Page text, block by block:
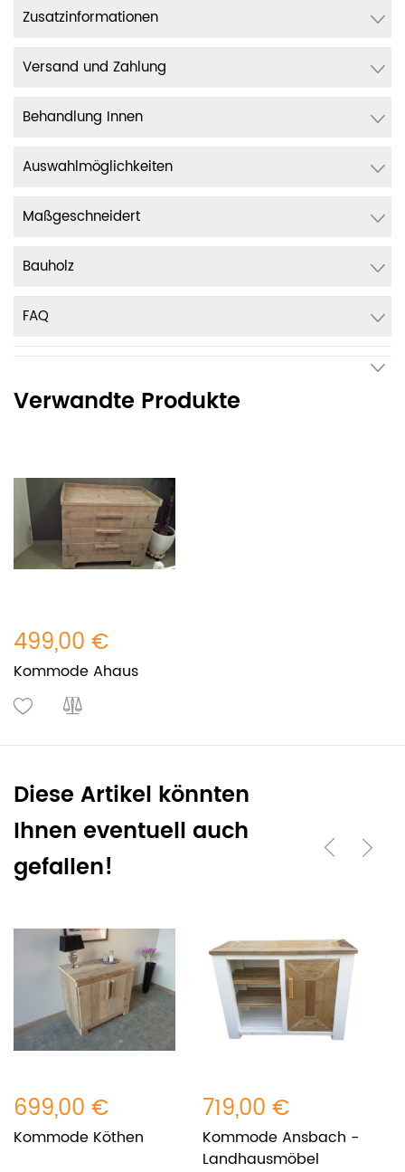
Zusatzinformationen
Versand und Zahlung
Behandlung Innen
Auswahlmöglichkeiten
Maßgeschneidert
Bauholz
FAQ
Verwandte Produkte
499,00 €
Kommode Ahaus
Diese Artikel könnten
Ihnen eventuell auch
gefallen!
699,00 €
Kommode Köthen
719,00 €
Kommode Ansbach -
Landhausmöbel